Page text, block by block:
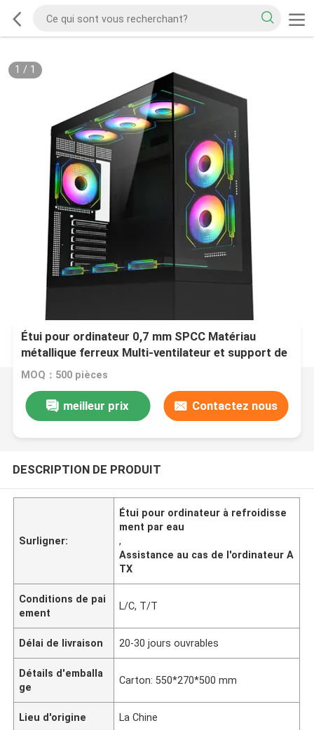
1 / 1
Étui pour ordinateur 0,7 mm SPCC Matériau
métallique ferreux Multi-ventilateur et support de
refroidissement par eau ATX M-ATX ITX cartes
MOQ：500 pièces
meilleur prix Contactez nous
DESCRIPTION DE PRODUIT
Surligner:
Étui pour ordinateur à refroidisse
ment par eau
,
Assistance au cas de l'ordinateur A
TX
Conditions de pai
ement
L/C, T/T
Délai de livraison 20-30 jours ouvrables
Détails d'emballa
ge
Carton: 550*270*500 mm
Lieu d'origine La Chine